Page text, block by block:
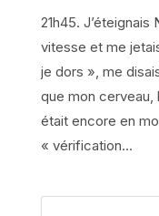
21h45.
vitesse et me
je dors », me
que mon cerveau,
était encore en
« vérification...